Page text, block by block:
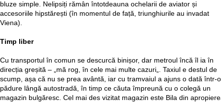
bluze simple. Nelipsiți rămân întotdeauna ochelarii de aviator și
accesoriile hipstărești (în momentul de față, triunghiurile au invadat
Viena).
Timp liber
Cu transportul în comun se descurcă binișor, dar metroul încă îl ia în
direcția greșită – „mă rog, în cele mai multe cazuri„. Taxiul e destul de
scump, așa că nu se prea avântă, iar cu tramvaiul a ajuns o dată într-o
pădure lângă autostradă, în timp ce căuta împreună cu o colegă un
magazin bulgăresc. Cel mai des vizitat magazin este Bila din